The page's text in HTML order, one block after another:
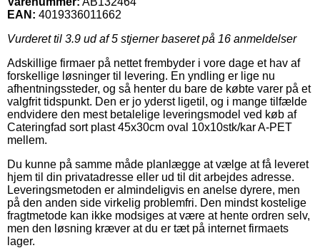
EAN: 4019336011662
Vurderet til 3.9 ud af 5 stjerner baseret på 16 anmeldelser
Adskillige firmaer på nettet frembyder i vore dage et hav af
forskellige løsninger til levering. En yndling er lige nu
afhentningssteder, og så henter du bare de købte varer på et
valgfrit tidspunkt. Den er jo yderst ligetil, og i mange tilfælde
endvidere den mest betalelige leveringsmodel ved køb af
Cateringfad sort plast 45x30cm oval 10x10stk/kar A-PET
mellem.
Du kunne på samme måde planlægge at vælge at få leveret
hjem til din privatadresse eller ud til dit arbejdes adresse.
Leveringsmetoden er almindeligvis en anelse dyrere, men
på den anden side virkelig problemfri. Den mindst kostelige
fragtmetode kan ikke modsiges at være at hente ordren selv,
men den løsning kræver at du er tæt på internet firmaets
lager.